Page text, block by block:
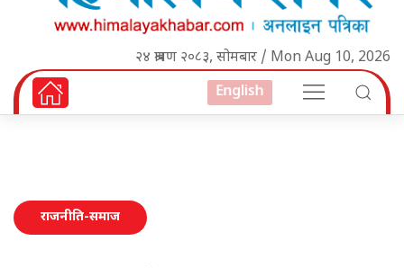
२४ श्रावण २०८३, सोमबार / Mon Aug 10, 2026
English
राजनीति-समाज